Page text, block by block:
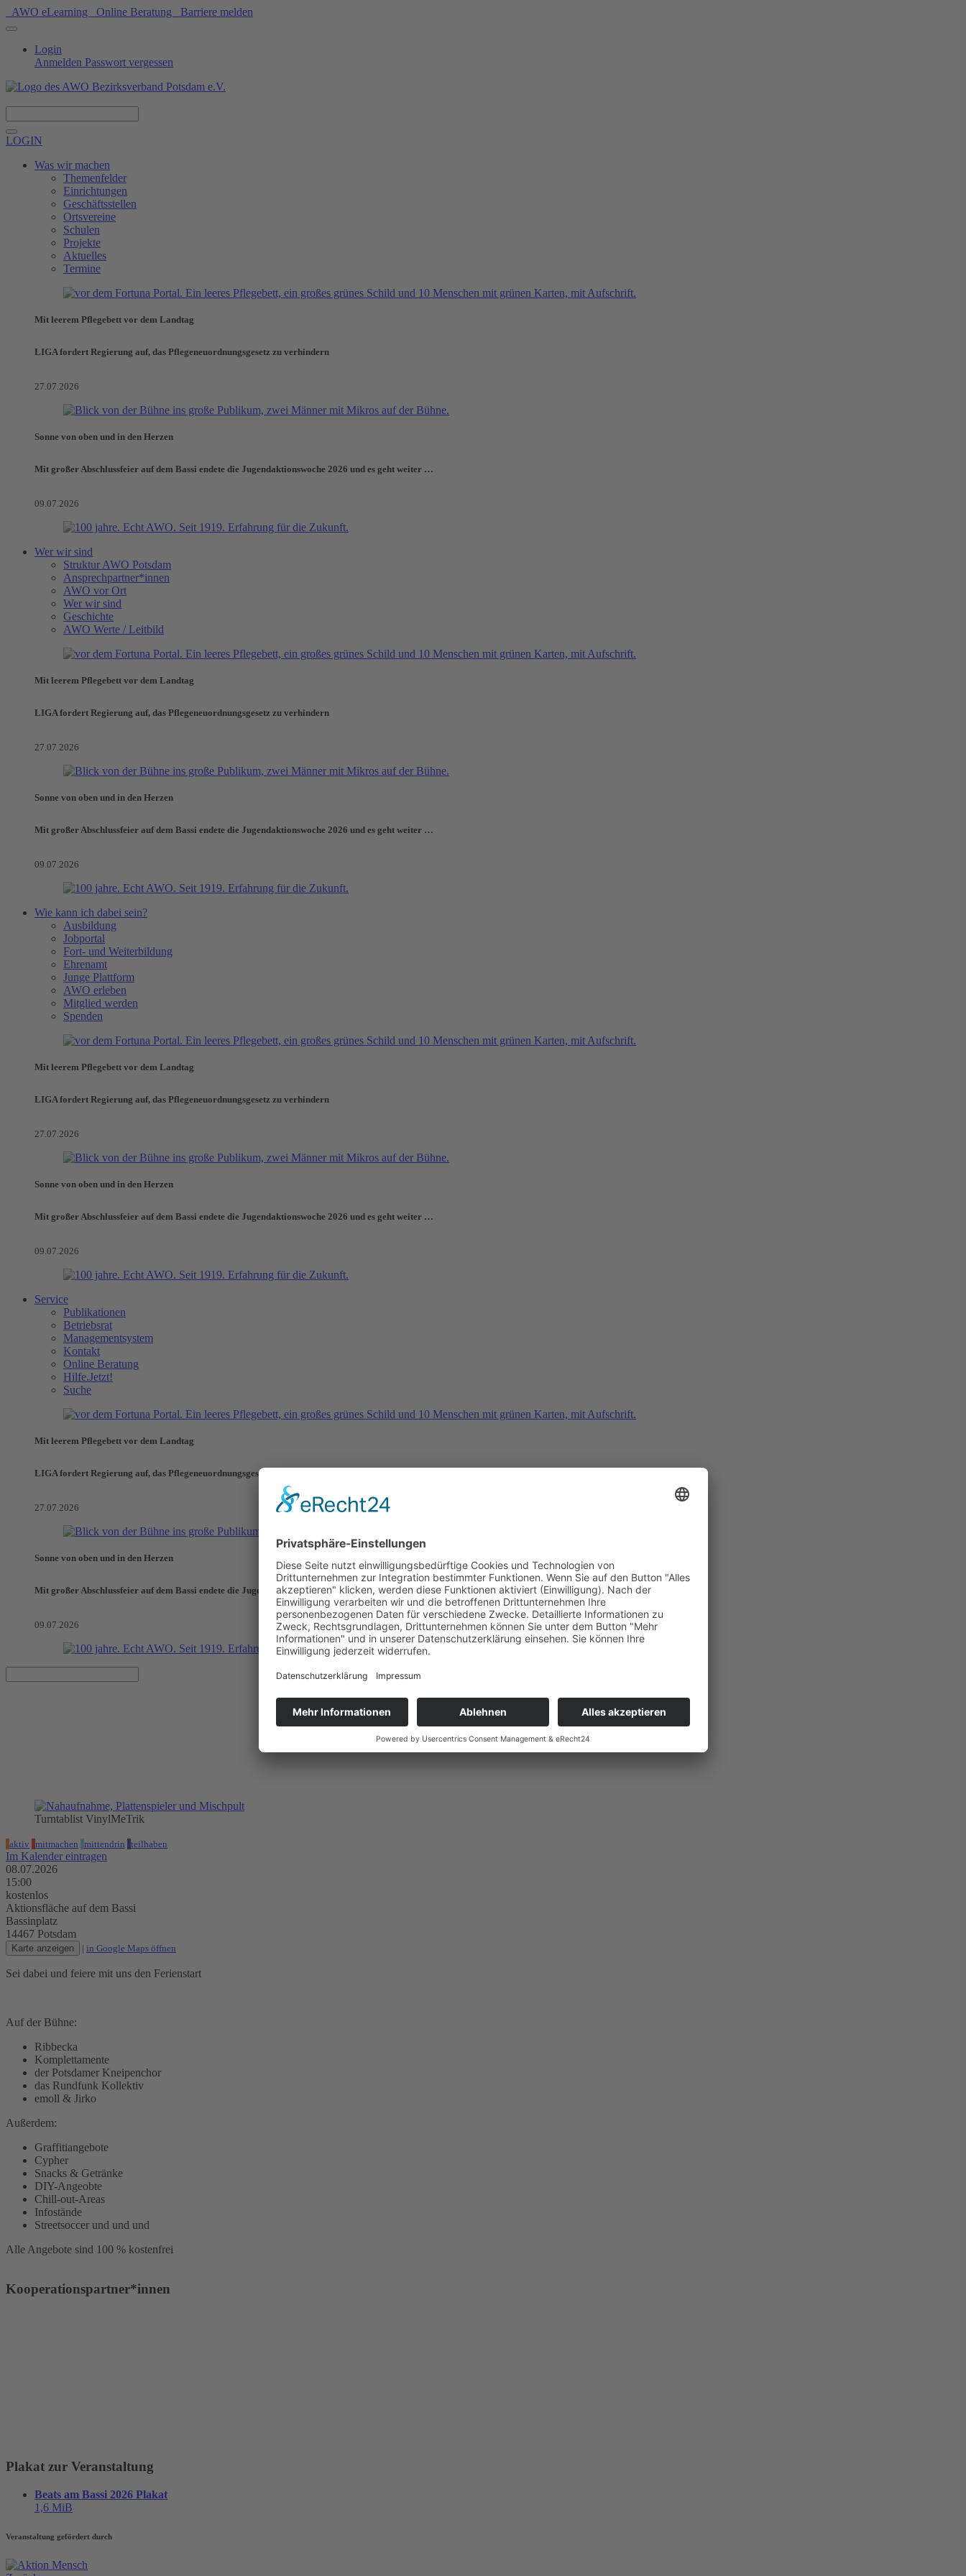
AWO eLearning Online Beratung Barriere melden
Login
Anmelden Passwort vergessen
LOGIN
Was wir machen
Themenfelder
Einrichtungen
Geschäftsstellen
Ortsvereine
Schulen
Projekte
Aktuelles
Termine
Mit leerem Pflegebett vor dem Landtag
LIGA fordert Regierung auf, das Pflegeneuordnungsgesetz zu verhindern
27.07.2026
Sonne von oben und in den Herzen
Mit großer Abschlussfeier auf dem Bassi endete die Jugendaktionswoche 2026 und es geht weiter …
09.07.2026
Wer wir sind
Struktur AWO Potsdam
Ansprechpartner*innen
AWO vor Ort
Wer wir sind
Geschichte
AWO Werte / Leitbild
Mit leerem Pflegebett vor dem Landtag
LIGA fordert Regierung auf, das Pflegeneuordnungsgesetz zu verhindern
27.07.2026
Sonne von oben und in den Herzen
Mit großer Abschlussfeier auf dem Bassi endete die Jugendaktionswoche 2026 und es geht weiter …
09.07.2026
Wie kann ich dabei sein?
Ausbildung
Jobportal
Fort- und Weiterbildung
Ehrenamt
Junge Plattform
AWO erleben
Mitglied werden
Spenden
Mit leerem Pflegebett vor dem Landtag
LIGA fordert Regierung auf, das Pflegeneuordnungsgesetz zu verhindern
27.07.2026
Sonne von oben und in den Herzen
Mit großer Abschlussfeier auf dem Bassi endete die Jugendaktionswoche 2026 und es geht weiter …
09.07.2026
Service
Publikationen
Betriebsrat
Managementsystem
Kontakt
Online Beratung
Hilfe.Jetzt!
Suche
Mit leerem Pflegebett vor dem Landtag
LIGA fordert Regierung auf, das Pflegeneuordnungsgesetz zu verhindern
27.07.2026
Sonne von oben und in den Herzen
Mit großer Abschlussfeier auf dem Bassi endete die Jugendaktionswoche 2026 und es geht weiter …
09.07.2026
Beats am Bassi
08.07.2026, 15:00 Uhr
Turntablist VinylMeTrik
aktiv mitmachen mittendrin teilhaben
Im Kalender eintragen
08.07.2026
15:00
kostenlos
Aktionsfläche auf dem Bassi
Bassinplatz
14467 Potsdam
Karte anzeigen | in Google Maps öffnen
Sei dabei und feiere mit uns den Ferienstart
Auf der Bühne:
Ribbecka
Komplettamente
der Potsdamer Kneipenchor
das Rundfunk Kollektiv
emoll & Jirko
Außerdem:
Graffitiangebote
Cypher
Snacks & Getränke
DIY-Angeobte
Chill-out-Areas
Infostände
Streetsoccer und und und
Alle Angebote sind 100 % kostenfrei
Kooperationspartner*innen
Plakat zur Veranstaltung
Beats am Bassi 2026 Plakat
1,6 MiB
Veranstaltung gefördert durch